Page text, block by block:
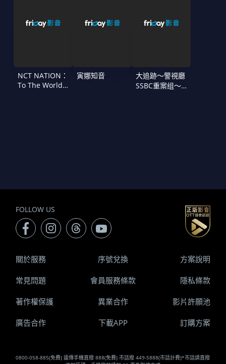
NCT NATION：
To The World
寅娜知音
大追跡〜警視廳
SSBC重案组〜
FOLLOW US
0800-058-885(免費) 遠傳手機直撥 888(免費) 市話撥 449-5888(市話計費)*市話請直撥
關於服務 序號兌換 方案說明
常見問題 會員服務條款 隱私條款
著作權保護 異業合作 影片許願池
廣告合作 下載APP 訂購方案